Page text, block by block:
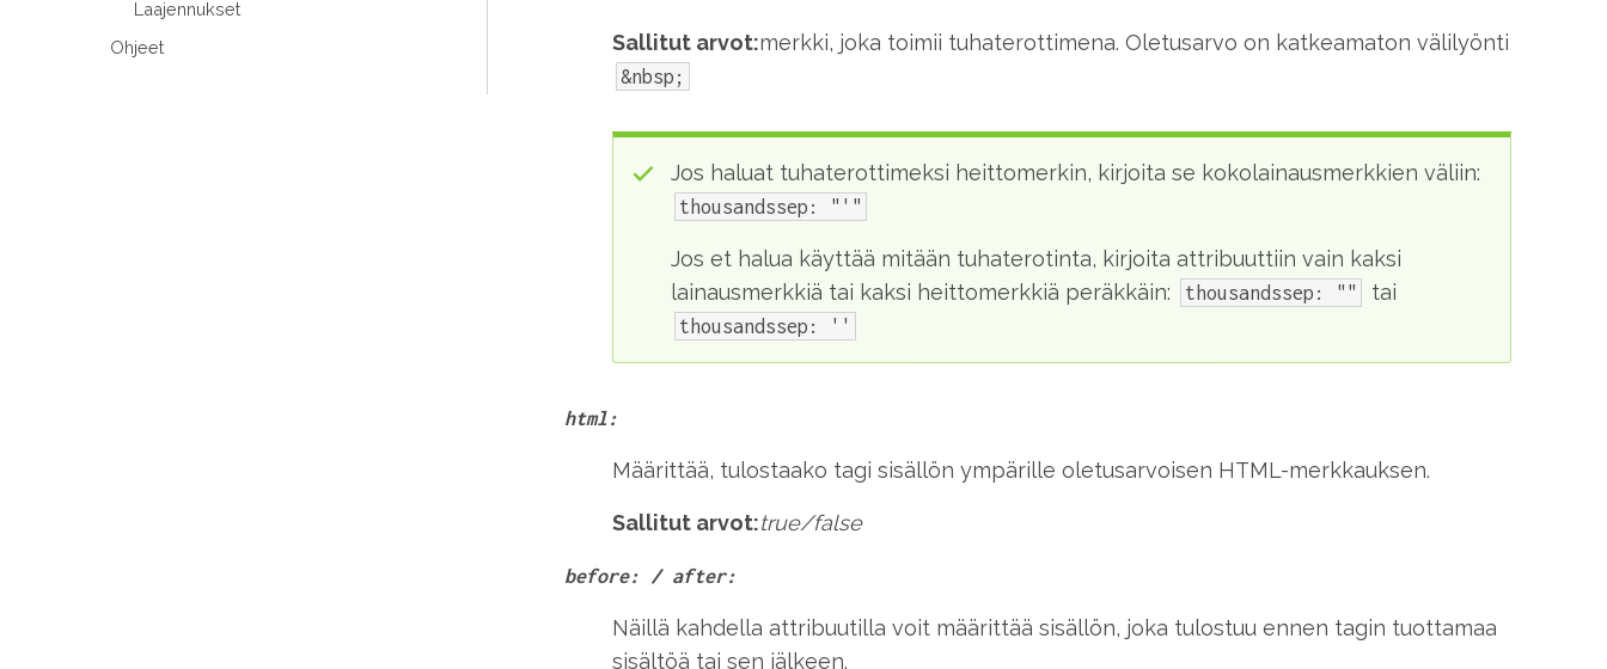
Laajennukset
Ohjeet
Sallitut arvot:merkki, joka toimii tuhaterottimena. Oletusarvo on katkeamaton välilyönti
&nbsp;
Jos haluat tuhaterottimeksi heittomerkin, kirjoita se kokolainausmerkkien väliin:
thousandssep: "'"
Jos et halua käyttää mitään tuhaterotinta, kirjoita attribuuttiin vain kaksi
lainausmerkkiä tai kaksi heittomerkkiä peräkkäin:
thousandssep: "" tai
thousandssep: ''
html:
Määrittää, tulostaako tagi sisällön ympärille oletusarvoisen HTML-merkkauksen.
Sallitut arvot:true/false
before: / after:
Näillä kahdella attribuutilla voit määrittää sisällön, joka tulostuu ennen tagin tuottamaa
sisältöä tai sen jälkeen.